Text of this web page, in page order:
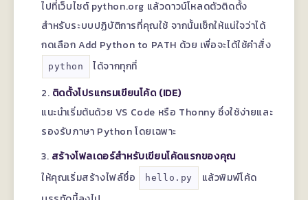
ไปที่เว็บไซต์ python.org แล้วดาวน์โหลดตัวติดตั้ง
สำหรับระบบปฏิบัติการที่คุณใช้ จากนั้นเช็กให้แน่ใจว่าได้
กดเลือก Add Python to PATH ด้วย เพื่อจะได้ใช้คำสั่ง
python
ได้จากทุกที่
ติดตั้งโปรแกรมเขียนโค้ด (IDE)
แนะนำเริ่มต้นด้วย VS Code หรือ Thonny ซึ่งใช้ง่ายและ
รองรับภาษา Python โดยเฉพาะ
สร้างโฟลเดอร์สำหรับเขียนโค้ดแรกของคุณ
ให้คุณเริ่มสร้างไฟล์ชื่อ
hello.py
แล้วพิมพ์โค้ด